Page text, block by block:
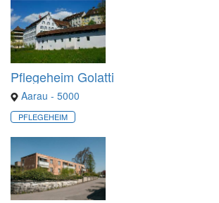
Pflegeheim Golatti
Aarau - 5000
PFLEGEHEIM